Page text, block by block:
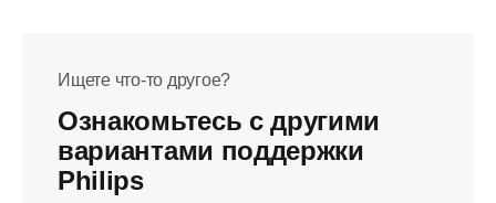
Ищете что-то другое?
Ознакомьтесь с другими
вариантами поддержки
Philips